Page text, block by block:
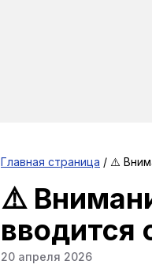
Главная страница / ⚠️
⚠️
20 апреля 2026